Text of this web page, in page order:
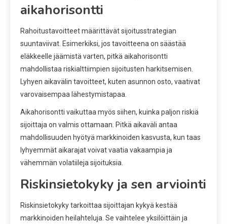
aikahorisontti
Rahoitustavoitteet määrittävät sijoitusstrategian
suuntaviivat. Esimerkiksi, jos tavoitteena on säästää
eläkkeelle jäämistä varten, pitkä aikahorisontti
mahdollistaa riskialttiimpien sijoitusten harkitsemisen.
Lyhyen aikavälin tavoitteet, kuten asunnon osto, vaativat
varovaisempaa lähestymistapaa.
Aikahorisontti vaikuttaa myös siihen, kuinka paljon riskiä
sijoittaja on valmis ottamaan. Pitkä aikaväli antaa
mahdollisuuden hyötyä markkinoiden kasvusta, kun taas
lyhyemmät aikarajat voivat vaatia vakaampia ja
vähemmän volatiileja sijoituksia.
Riskinsietokyky ja sen arviointi
Riskinsietokyky tarkoittaa sijoittajan kykyä kestää
markkinoiden heilahteluja. Se vaihtelee yksilöittäin ja